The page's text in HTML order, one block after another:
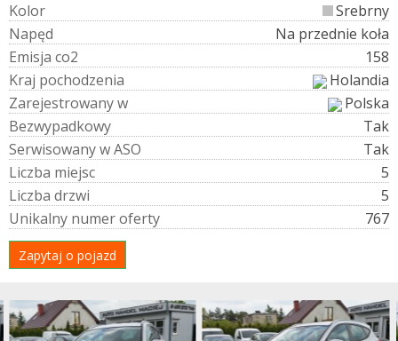
Kolor
Srebrny
Napęd
Na przednie koła
Emisja co2
158
Kraj pochodzenia
Holandia
Zarejestrowanyw
Polska
Bezwypadkowy
Tak
SerwisowanywASO
Tak
Liczba miejsc
5
Liczba drzwi
5
Unikalny numeroferty 767
Zapytaj o pojazd